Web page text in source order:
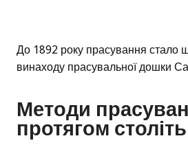
До 1892 року прасування стало
винаходу прасувальної дошки
Методи
протягом століть